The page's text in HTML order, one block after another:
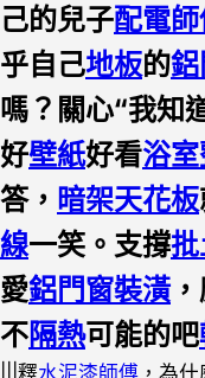
己的兒子配電
乎自己地板的
嗎？關心“我知
好壁紙好看浴
答， 暗架天花板
線一笑。支撐
愛鋁門窗裝潢
不隔熱可能的吧
|||釋水泥漆師傅 ，為什